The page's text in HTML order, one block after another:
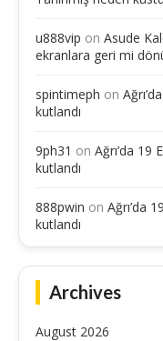
u888vip on Asude
ekranlara geri mi
spintimeph on
kutlandı
9ph31 on Ağrı’da 19
kutlandı
888pwin on Ağrı’da
kutlandı
Archives
August 2026